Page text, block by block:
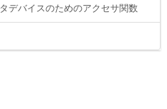
デバイスのためのアクセサ関数